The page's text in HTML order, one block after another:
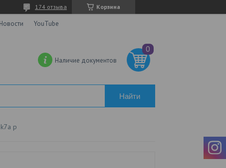
Корзина
174 отзыва
Новости YouTube
Наличие документов
Найти
р